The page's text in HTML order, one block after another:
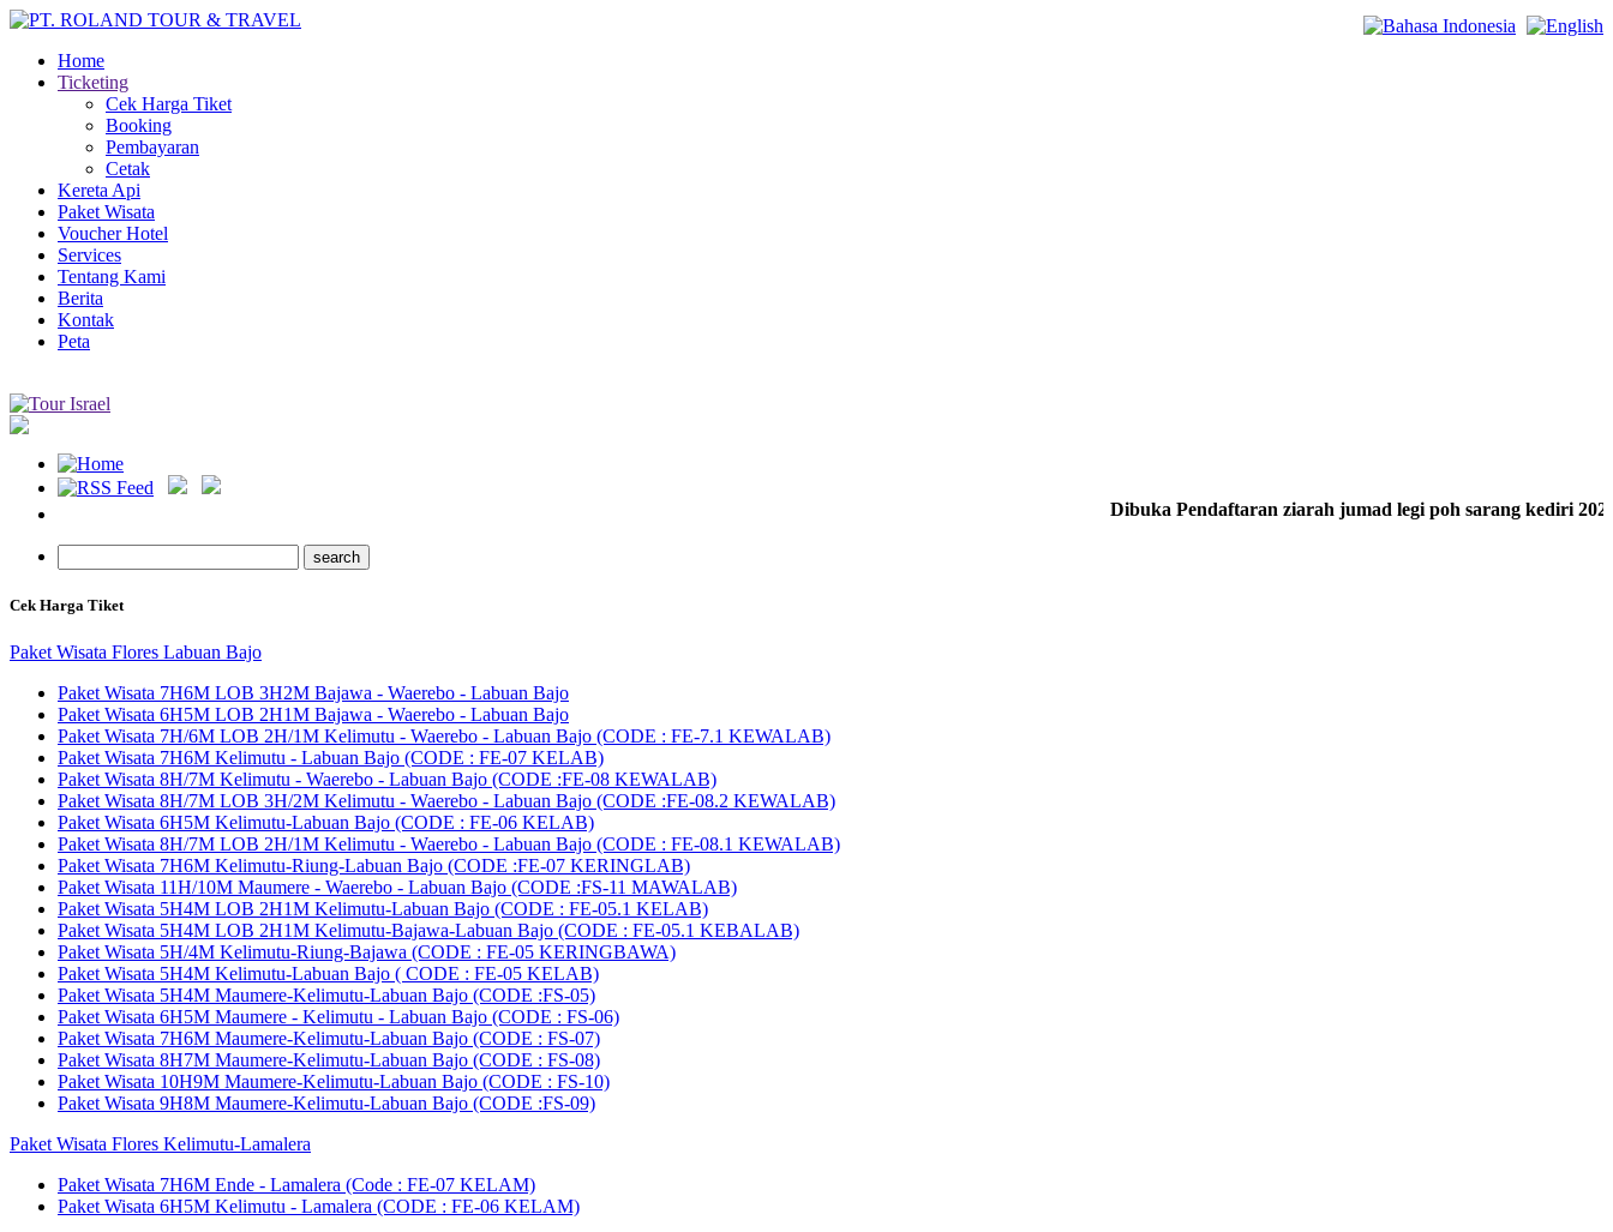
Home
Ticketing
Cek Harga Tiket
Booking
Pembayaran
Cetak
Kereta Api
Paket Wisata
Voucher Hotel
Services
Tentang Kami
Berita
Kontak
Peta
Dibuka Pendaftaran ziarah jumad legi poh sarang kediri 2024,
Cek Harga Tiket
Paket Wisata Flores Labuan Bajo
Paket Wisata 7H6M LOB 3H2M Bajawa - Waerebo - Labuan Bajo
Paket Wisata 6H5M LOB 2H1M Bajawa - Waerebo - Labuan Bajo
Paket Wisata 7H/6M LOB 2H/1M Kelimutu - Waerebo - Labuan Bajo (CODE : FE-7.1 KEWALAB)
Paket Wisata 7H6M Kelimutu - Labuan Bajo (CODE : FE-07 KELAB)
Paket Wisata 8H/7M Kelimutu - Waerebo - Labuan Bajo (CODE :FE-08 KEWALAB)
Paket Wisata 8H/7M LOB 3H/2M Kelimutu - Waerebo - Labuan Bajo (CODE :FE-08.2 KEWALAB)
Paket Wisata 6H5M Kelimutu-Labuan Bajo (CODE : FE-06 KELAB)
Paket Wisata 8H/7M LOB 2H/1M Kelimutu - Waerebo - Labuan Bajo (CODE : FE-08.1 KEWALAB)
Paket Wisata 7H6M Kelimutu-Riung-Labuan Bajo (CODE :FE-07 KERINGLAB)
Paket Wisata 11H/10M Maumere - Waerebo - Labuan Bajo (CODE :FS-11 MAWALAB)
Paket Wisata 5H4M LOB 2H1M Kelimutu-Labuan Bajo (CODE : FE-05.1 KELAB)
Paket Wisata 5H4M LOB 2H1M Kelimutu-Bajawa-Labuan Bajo (CODE : FE-05.1 KEBALAB)
Paket Wisata 5H/4M Kelimutu-Riung-Bajawa (CODE : FE-05 KERINGBAWA)
Paket Wisata 5H4M Kelimutu-Labuan Bajo ( CODE : FE-05 KELAB)
Paket Wisata 5H4M Maumere-Kelimutu-Labuan Bajo (CODE :FS-05)
Paket Wisata 6H5M Maumere - Kelimutu - Labuan Bajo (CODE : FS-06)
Paket Wisata 7H6M Maumere-Kelimutu-Labuan Bajo (CODE : FS-07)
Paket Wisata 8H7M Maumere-Kelimutu-Labuan Bajo (CODE : FS-08)
Paket Wisata 10H9M Maumere-Kelimutu-Labuan Bajo (CODE : FS-10)
Paket Wisata 9H8M Maumere-Kelimutu-Labuan Bajo (CODE :FS-09)
Paket Wisata Flores Kelimutu-Lamalera
Paket Wisata 7H6M Ende - Lamalera (Code : FE-07 KELAM)
Paket Wisata 6H5M Kelimutu - Lamalera (CODE : FE-06 KELAM)